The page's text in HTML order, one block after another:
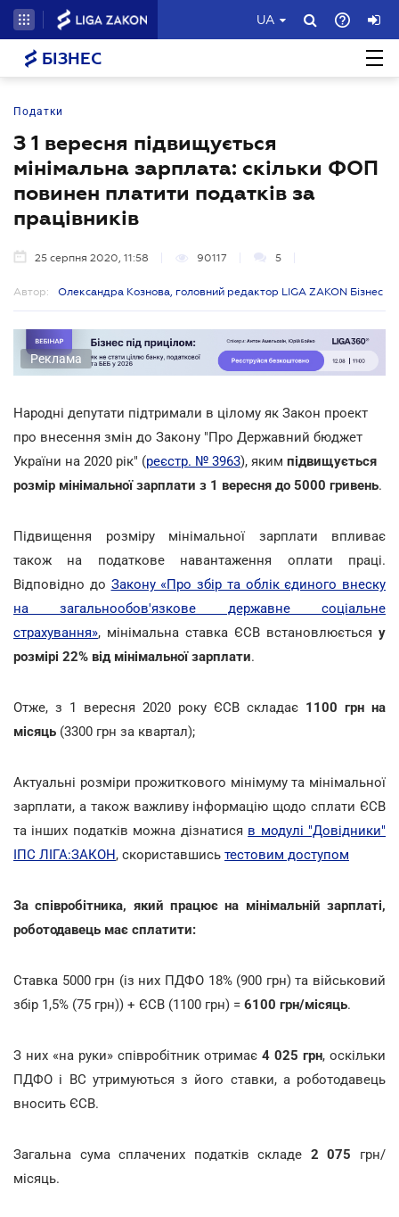
UA
БІЗНЕС
Податки
З 1 вересня підвищується
мінімальна зарплата: скільки ФОП
повинен платити податків за
працівників
25 серпня 2020, 11:58 90117 5
Автор: Олександра Кознова, головний редактор LIGA ZAKON Бізнес
Реклама
Народні депутати підтримали в цілому як Закон проект
про внесення змін до Закону "Про Державний бюджет
України на 2020 рік" (реєстр. № 3963), яким підвищується
розмір мінімальної зарплати з 1 вересня до 5000 гривень.
Підвищення розміру мінімальної зарплати впливає
також на податкове навантаження оплати праці.
Відповідно до Закону «Про збір та облік єдиного внеску
на загальнообов'язкове державне соціальне
страхування», мінімальна ставка ЄСВ встановлюється у
розмірі 22% від мінімальної зарплати.
Отже, з 1 вересня 2020 року ЄСВ складає 1100 грн на
місяць (3300 грн за квартал);
Актуальні розміри прожиткового мінімуму та мінімальної
зарплати, а також важливу інформацію щодо сплати ЄСВ
та інших податків можна дізнатися в модулі "Довідники"
ІПС ЛІГА:ЗАКОН, скориставшись тестовим доступом
За співробітника, який працює на мінімальній зарплаті,
роботодавець має сплатити:
Ставка 5000 грн (із них ПДФО 18% (900 грн) та військовий
збір 1,5% (75 грн)) + ЄСВ (1100 грн) = 6100 грн/місяць.
З них «на руки» співробітник отримає 4 025 грн, оскільки
ПДФО і ВС утримуються з його ставки, а роботодавець
вносить ЄСВ.
Загальна сума сплачених податків складе 2 075 грн/
місяць.